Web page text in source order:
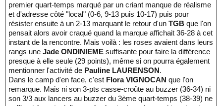
premier quart-temps marqué par un criant manque de réalisme
et d'adresse côté "local" (0-6, 9-13 puis 10-17) puis pour
résister ensuite à un 2-13 marquant le retour d'un TGB que l'on
pensait alors avoir craqué quand la marque affichait 36-28 à cet
instant de la rencontre. Mais voilà : les roses avaient dans leurs
rangs une Jade ONDINIEME suffisante pour faire la différence
presque à elle seule (29 points), même si on pourra également
mentionner l'activité de Pauline LAURENSON.
Dans le camp d'en face, c'est Flora VIGNOCAN que l'on
remarque. Mais ni son 3-pts casse-croûte au buzzer (36-34) ni
son 3/3 aux lancers au buzzer du 3ème quart-temps (38-39) ne